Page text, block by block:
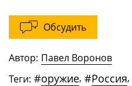
Обсудить
Автор: Павел Воронов
Теги: #оружие, #Россия,